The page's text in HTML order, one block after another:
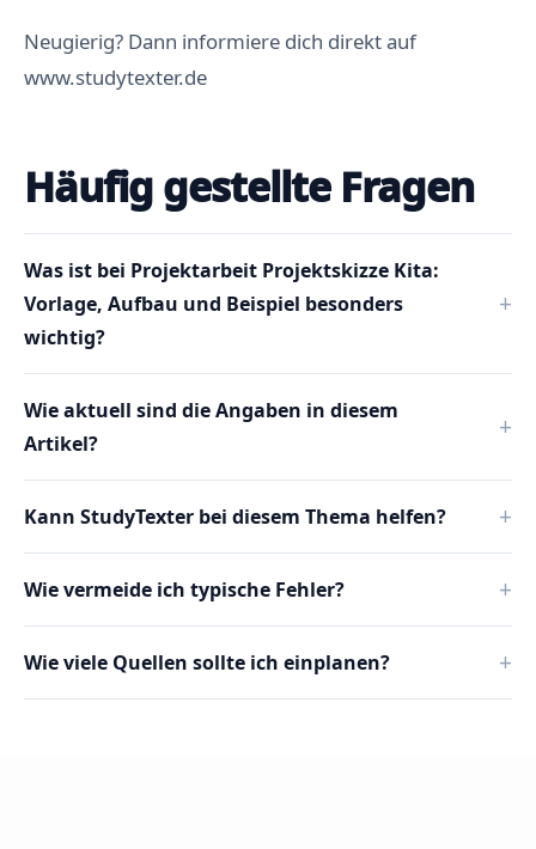
Neugierig? Dann informiere dich direkt auf
www.studytexter.de
Häufig gestellte Fragen
Was ist bei Projektarbeit Projektskizze Kita:
Vorlage, Aufbau und Beispiel besonders
wichtig?
Wie aktuell sind die Angaben in diesem
Artikel?
Kann StudyTexter bei diesem Thema helfen?
Wie vermeide ich typische Fehler?
Wie viele Quellen sollte ich einplanen?